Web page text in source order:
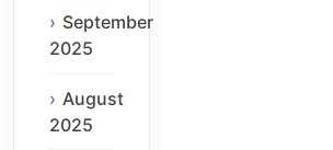
September
2025
August
2025